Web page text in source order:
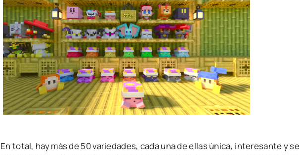
En total, hay más de 50 variedades, cada una de ellas única, interesante y